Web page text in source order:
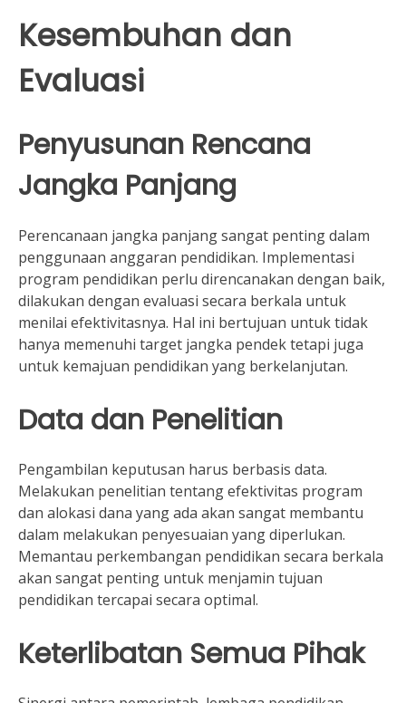
Kesembuhan dan
Evaluasi
Penyusunan Rencana
Jangka Panjang
Perencanaan jangka panjang sangat penting dalam
penggunaan anggaran pendidikan. Implementasi
program pendidikan perlu direncanakan dengan baik,
dilakukan dengan evaluasi secara berkala untuk
menilai efektivitasnya. Hal ini bertujuan untuk tidak
hanya memenuhi target jangka pendek tetapi juga
untuk kemajuan pendidikan yang berkelanjutan.
Data dan Penelitian
Pengambilan keputusan harus berbasis data.
Melakukan penelitian tentang efektivitas program
dan alokasi dana yang ada akan sangat membantu
dalam melakukan penyesuaian yang diperlukan.
Memantau perkembangan pendidikan secara berkala
akan sangat penting untuk menjamin tujuan
pendidikan tercapai secara optimal.
Keterlibatan Semua Pihak